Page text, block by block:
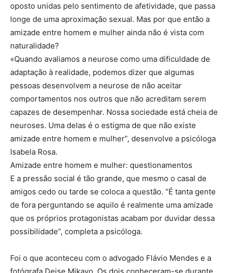
oposto unidas pelo sentimento de afetividade, que passa
longe de uma aproximação sexual. Mas por que então a
amizade entre homem e mulher ainda não é vista com
naturalidade?
«Quando avaliamos a neurose como uma dificuldade de
adaptação à realidade, podemos dizer que algumas
pessoas desenvolvem a neurose de não aceitar
comportamentos nos outros que não acreditam serem
capazes de desempenhar. Nossa sociedade está cheia de
neuroses. Uma delas é o estigma de que não existe
amizade entre homem e mulher”, desenvolve a psicóloga
Isabela Rosa.
Amizade entre homem e mulher: questionamentos
E a pressão social é tão grande, que mesmo o casal de
amigos cedo ou tarde se coloca a questão. “É tanta gente
de fora perguntando se aquilo é realmente uma amizade
que os próprios protagonistas acabam por duvidar dessa
possibilidade”, completa a psicóloga.
Foi o que aconteceu com o advogado Flávio Mendes e a
fotógrafa Deise Mikayo. Os dois conheceram-se durante